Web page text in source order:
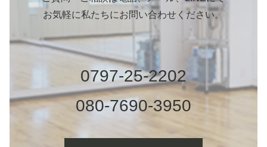
お気軽に私たちにお問い合わせください。
0797-25-2202
080-7690-3950